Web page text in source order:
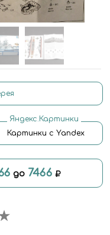
Яндекс.Картинки
Картинки с Yandex
до 7466